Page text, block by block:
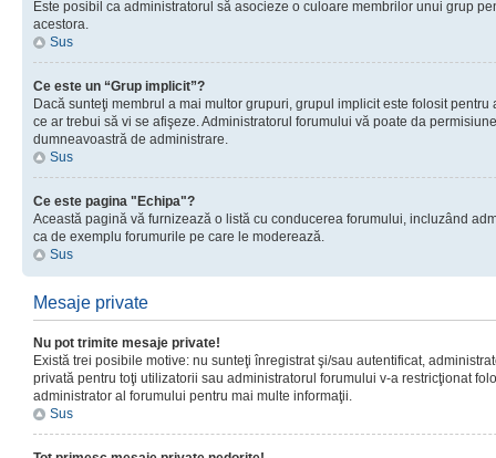
Este posibil ca administratorul să asocieze o culoare membrilor unui grup
acestora.
Sus
Ce este un “Grup implicit”?
Dacă sunteţi membrul a mai multor grupuri, grupul implicit este folosit
ce ar trebui să vi se afişeze. Administratorul forumului vă poate da
dumneavoastră de administrare.
Sus
Ce este pagina "Echipa"?
Această pagină vă furnizează o listă cu conducerea forumului, incluzând
ca de exemplu forumurile pe care le moderează.
Sus
Mesaje private
Nu pot trimite mesaje private!
Există trei posibile motive: nu sunteţi înregistrat şi/sau autentificat,
privată pentru toţi utilizatorii sau administratorul forumului v-a restricţionat
administrator al forumului pentru mai multe informaţii.
Sus